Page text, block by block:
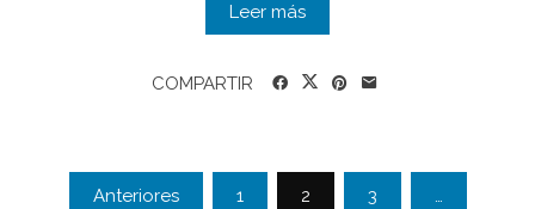
Leer más
COMPARTIR
Anteriores 1 2 3 …